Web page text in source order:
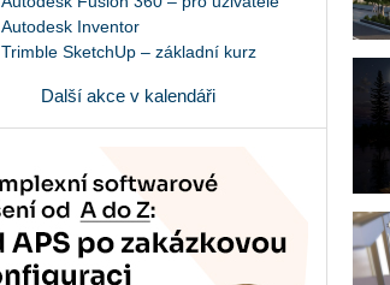
Autodesk Inventor
Trimble SketchUp – základní kurz
Další akce v kalendáři